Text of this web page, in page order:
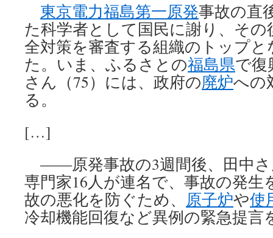
東京電力福島第一原発事故の直
た科学者として国民に謝り、そ
全対策を審査する組織のトップ
た。いま、ふるさとの福島県で復
さん（75）には、政府の廃炉への
る。
[…]
――原発事故の3週間後、田中さ
専門家16人が連名で、事故の発生
故の悪化を防ぐため、 原子炉や使
冷却機能回復など異例の緊急提言